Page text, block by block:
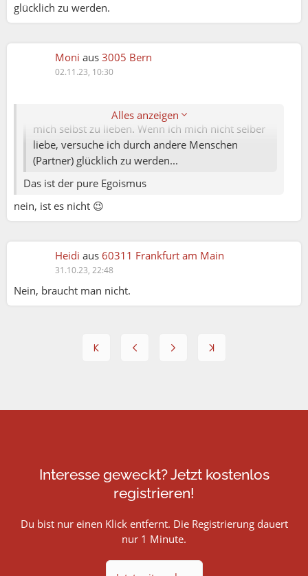
glücklich zu werden.
Moni aus 3005 Bern
02.11.23, 10:30
Alles anzeigen
Lutz:
Für mich ist die Grundlage zum glücklich sein
mich selbst zu lieben. Wenn ich mich nicht selber
liebe, versuche ich durch andere Menschen
(Partner) glücklich zu werden...
Das ist der pure Egoismus
nein, ist es nicht 😉
Heidi aus 60311 Frankfurt am Main
31.10.23, 22:48
Nein, braucht man nicht.
Interesse geweckt? Jetzt kostenlos
registrieren!
Du bist nur einen Klick entfernt. Die Registrierung dauert
nur 1 Minute.